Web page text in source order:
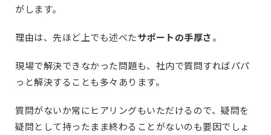
がします。
理由は、先ほど上でも述べたサポートの手厚さ。
現場で解決できなかった問題も、社内で質問すればパパ
っと解決することも多々あります。
質問がないか常にヒアリングもいただけるので、疑問を
疑問として持ったまま終わることがないのも要因でしょ